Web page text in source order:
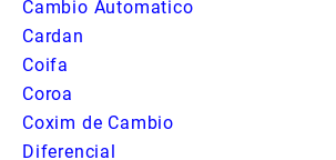
Cambio Automatico
Cardan
Coifa
Coroa
Coxim de Cambio
Diferencial